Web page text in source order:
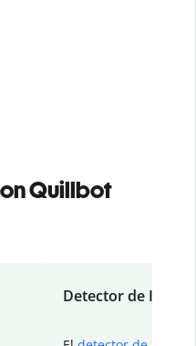
Quillbot
Detector de IA